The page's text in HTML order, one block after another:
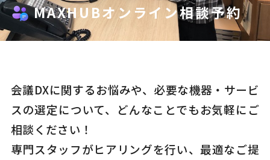
MAXHUBオンライン相談予約
会議DXに関するお悩みや、必要な機器・サービ
スの選定について、どんなことでもお気軽にご
相談ください！
専門スタッフがヒアリングを行い、最適なご提